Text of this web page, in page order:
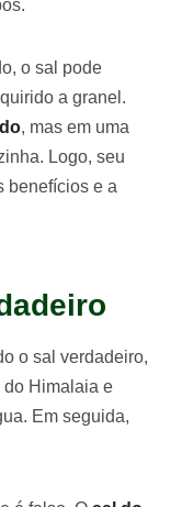
o sal pode
a granel.
, mas em uma
Logo, seu
benefícios e a
o sal verdadeiro,
do Himalaia e
Em seguida,